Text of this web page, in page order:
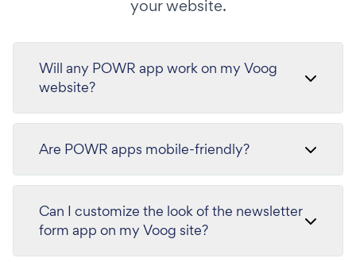
your website.
Will any POWR app work on my Voog
website?
Are POWR apps mobile-friendly?
Can I customize the look of the newsletter
form app on my Voog site?